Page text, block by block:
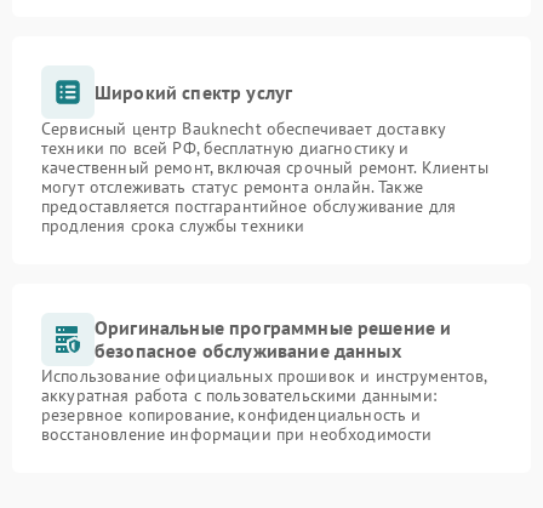
Широкий спектр услуг
Сервисный центр Bauknecht обеспечивает доставку
техники по всей РФ, бесплатную диагностику и
качественный ремонт, включая срочный ремонт. Клиенты
могут отслеживать статус ремонта онлайн. Также
предоставляется постгарантийное обслуживание для
продления срока службы техники
Оригинальные программные решение и
безопасное обслуживание данных
Использование официальных прошивок и инструментов,
аккуратная работа с пользовательскими данными:
резервное копирование, конфиденциальность и
восстановление информации при необходимости